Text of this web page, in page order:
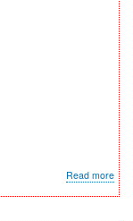
Read more